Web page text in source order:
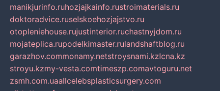
manikjurinfo.ruhozjajkainfo.rustroimaterials.ru
doktoradvice.ruselskoehozjajstvo.ru
otopleniehouse.rujustinterior.ruchastnyjdom.ru
mojateplica.rupodelkimaster.rulandshaftblog.ru
garazhov.commonamy.netstroysnami.kzlcna.kz
stroyu.kzmy-vesta.comtimeszp.comavtoguru.net
zsmh.com.uaallcelebsplasticsurgery.com